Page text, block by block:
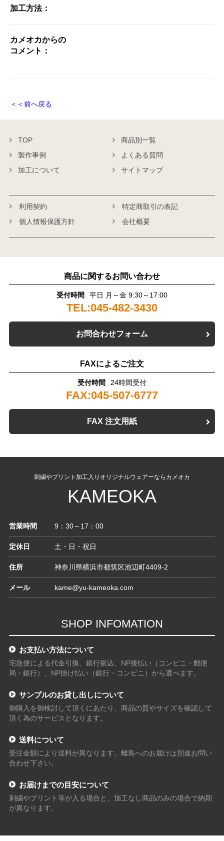
加工方法：
カメオカからの
コメント：
＜＜前へ戻る
TOP
商品別一覧
製作事例
よくある質問
加工について
サイトマップ
利用契約
特定商取引の表記
個人情報保護方針
会社概要
商品に関するお問い合わせ
受付時間 平日 月～金 9:30～17:00
TEL:045-482-3430
お問合わせフォーム
FAXによるご注文
受付時間 24時間受付
FAX:045-507-6777
FAX 注文用紙
刺繍やプリント加工入りオリジナルウェアーならカメオカ
KAMEOKA
営業時間 9：30～17：00
定休日 土・日・祝日
住所 神奈川県横浜市都筑区池辺町4409-2
メール kame@yu-kameoka.com
SHOP INFOMATION
お支払い方法について
宅急便による代金引換、銀行振込、NP後払い（コンビニ・郵便
局・銀行）、NP掛け払い（銀行・コンビニ）から選べます。
サンプルのお貸し出しについて
御購入を御検討して頂くにあたり、商品の質やサイズを確認して
頂く為のサービスとなります。
送料について
受注金額により送料が異なります。離島へのお届けは別途お問い
合わせ下さい。
お届けまでの目安について
刺繍やプリント等が入る場合と、加工なし商品のみの場合で納期
が異なります。